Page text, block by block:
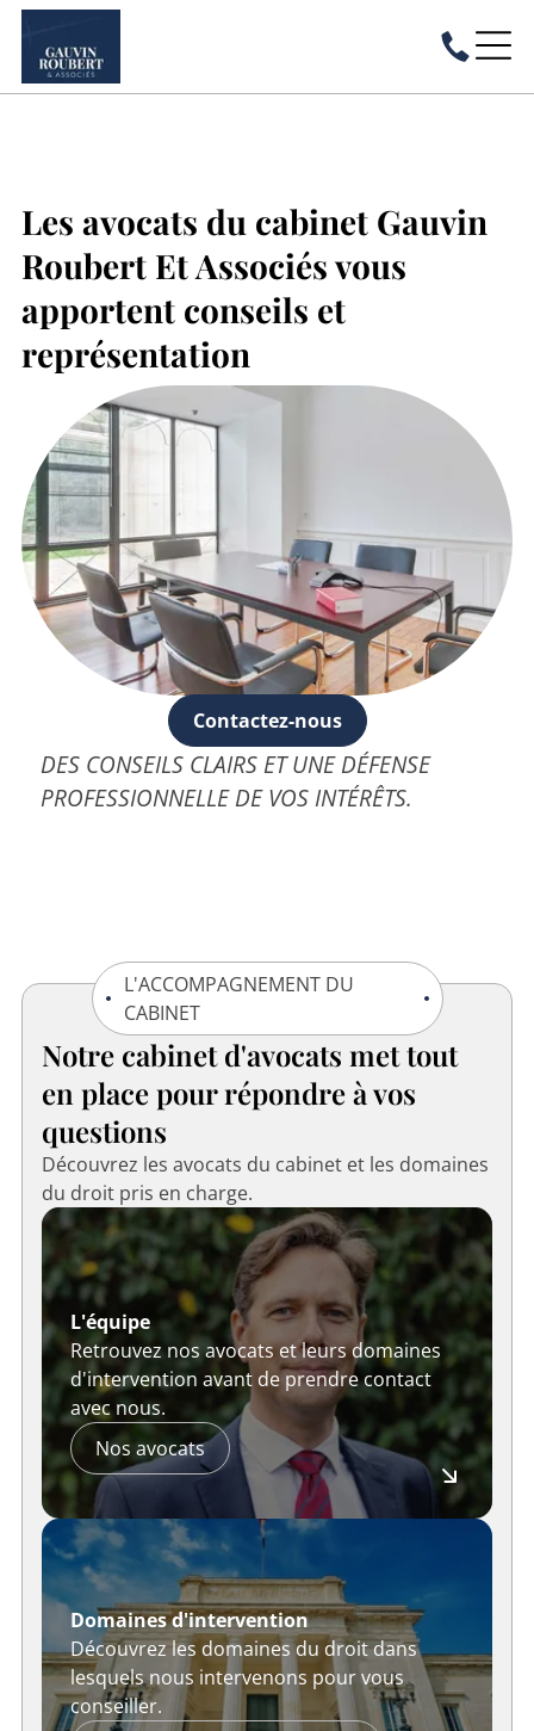
Les avocats du cabinet Gauvin
Roubert Et Associés vous
apportent conseils et
représentation
Contactez-nous
DES CONSEILS CLAIRS ET UNE DÉFENSE
PROFESSIONNELLE DE VOS INTÉRÊTS.
L'ACCOMPAGNEMENT DU
CABINET
Notre cabinet d'avocats met tout
en place pour répondre à vos
questions
Découvrez les avocats du cabinet et les domaines
du droit pris en charge.
L'équipe
Retrouvez nos avocats et leurs domaines
d'intervention avant de prendre contact
avec nous.
Nos avocats
Domaines d'intervention
Découvrez les domaines du droit dans
lesquels nous intervenons pour vous
conseiller.